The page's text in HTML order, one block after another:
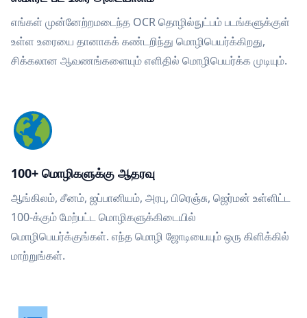
எங்கள் முன்னேற்றமடைந்த OCR தொழில்நுட்பம் படங்களுக்குள்
உள்ள உரையை தானாகக் கண்டறிந்து மொழிபெயர்க்கிறது,
சிக்கலான ஆவணங்களையும் எளிதில் மொழிபெயர்க்க முடியும்.
100+ மொழிகளுக்கு ஆதரவு
ஆங்கிலம், சீனம், ஜப்பானியம், அரபு, பிரெஞ்சு, ஜெர்மன் உள்ளிட்ட
100-க்கும் மேற்பட்ட மொழிகளுக்கிடையில்
மொழிபெயர்க்குங்கள். எந்த மொழி ஜோடியையும் ஒரு கிளிக்கில்
மாற்றுங்கள்.